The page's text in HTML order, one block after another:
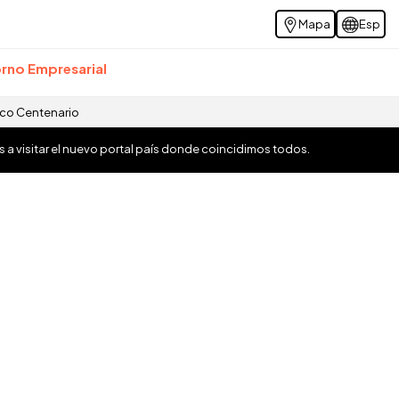
Mapa Esp
Empresarial
Centenario
a visitar el nuevo portal país donde coincidimos todos.